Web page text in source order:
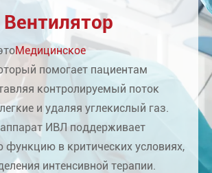
Вентилятор
Медицинское
помогает пациентам
контролируемый поток
и удаляя углекислый газ.
ИВЛ поддерживает
функцию в критических условиях,
интенсивной терапии.